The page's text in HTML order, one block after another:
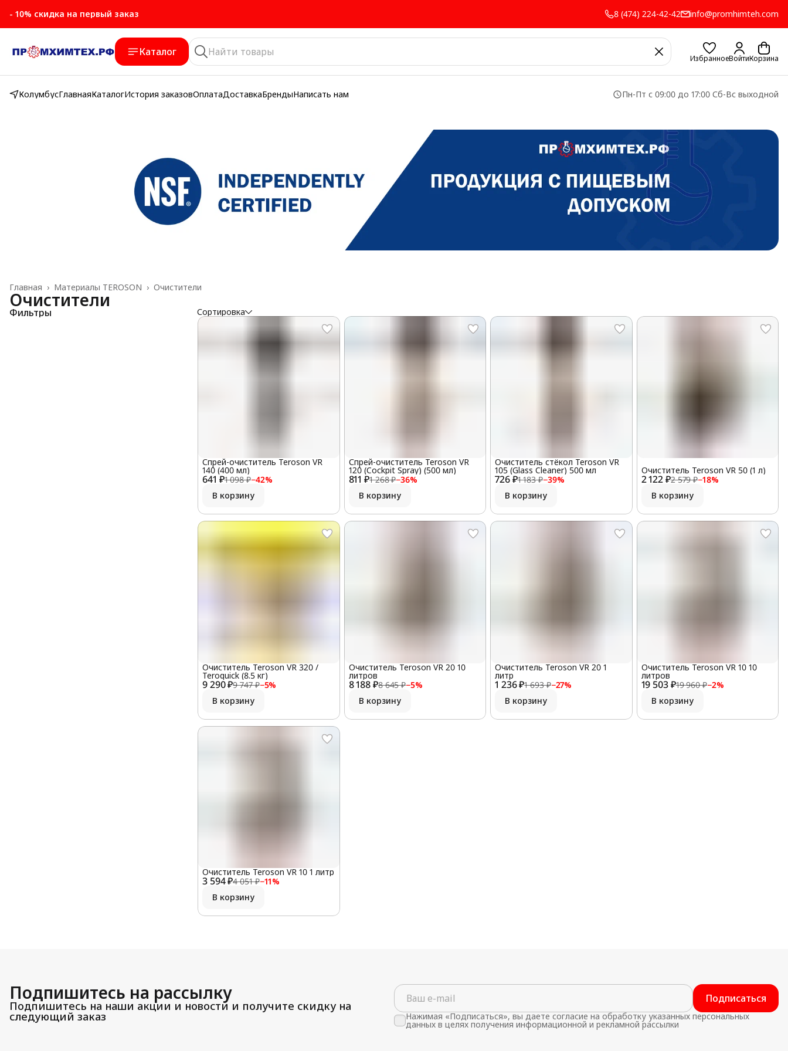
- 10% скидка на первый заказ 8 (474) 224-42-42 info@promhimteh.com
Каталог
ИзбранноеВойтиКорзина
КолумбусГлавнаяКаталогИстория заказовОплатаДоставкаБрендыНаписать нам Пн-Пт с 09:00 до 17:00 Сб-Вс выходной
Очистители
Материалы TEROSON ›
Главная ›
Очистители
Фильтры Сортировка
641 ₽1 098 ₽−42%
Спрей-очиститель Teroson VR
140 (400 мл)
В корзину
811 ₽1 268 ₽−36%
Спрей-очиститель Teroson VR
120 (Cockpit Spray) (500 мл)
В корзину
726 ₽1 183 ₽−39%
Очиститель стёкол Teroson VR
105 (Glass Cleaner) 500 мл
В корзину
2 122 ₽2 579 ₽−18%
Очиститель Teroson VR 50 (1 л)
В корзину
9 290 ₽9 747 ₽−5%
Очиститель Teroson VR 320 /
Teroquick (8.5 кг)
В корзину
8 188 ₽8 645 ₽−5%
Очиститель Teroson VR 20 10
литров
В корзину
1 236 ₽1 693 ₽−27%
Очиститель Teroson VR 20 1
литр
В корзину
19 503 ₽19 960 ₽−2%
Очиститель Teroson VR 10 10
литров
В корзину
3 594 ₽4 051 ₽−11%
Очиститель Teroson VR 10 1 литр
В корзину
Подпишитесь на рассылку
Подпишитесь на наши акции и новости и получите скидку на
следующий заказ
Подписаться
Нажимая «Подписаться», вы даете согласие на обработку указанных персональных
данных в целях получения информационной и рекламной рассылки